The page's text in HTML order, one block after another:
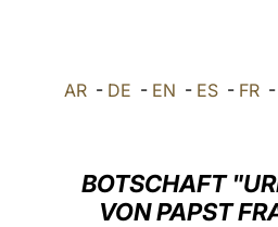
AR- DE - EN - ES- FR-
BOTSCHAFT
VON PAPST